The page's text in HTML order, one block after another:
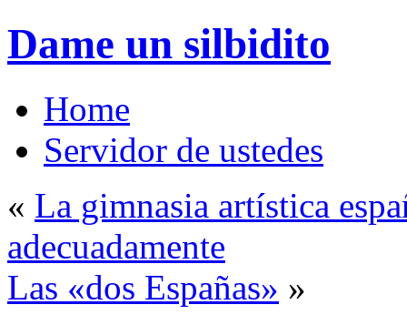
Dame un silbidito
Home
Servidor de ustedes
« La gimnasia artística
adecuadamente
Las «dos Españas» »